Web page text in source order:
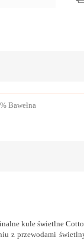
Bawełna
kule świetlne
z przewodami